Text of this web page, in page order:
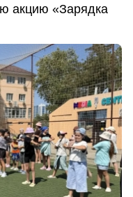
акцию «Зарядка